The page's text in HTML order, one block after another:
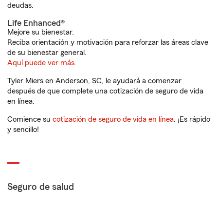
deudas.
Life Enhanced®
Mejore su bienestar.
Reciba orientación y motivación para reforzar las áreas clave
de su bienestar general.
Aquí puede ver más.
Tyler Miers en Anderson, SC, le ayudará a comenzar
después de que complete una cotización de seguro de vida
en línea.
Comience su cotización de seguro de vida en línea. ¡Es rápido
y sencillo!
Seguro de salud